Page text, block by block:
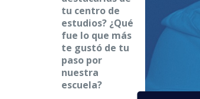
tu centro de
estudios? ¿Qué
fue lo que más
te gustó de tu
paso por
nuestra
escuela?